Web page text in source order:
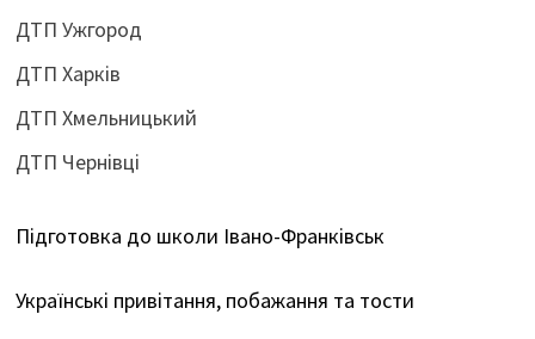
ДТП Ужгород
ДТП Харків
ДТП Хмельницький
ДТП Чернівці
Підготовка до школи Івано-Франківськ
Українські привітання, побажання та тости